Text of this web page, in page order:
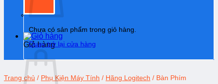
Giỏ hàng
Chưa có sản phẩm trong giỏ hàng.
Quay trở lại cửa hàng
Trang chủ / Phụ Kiện Máy Tính / Hãng Logitech / Bàn Phím